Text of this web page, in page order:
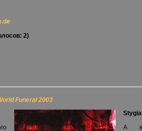
2)
Funeral 2003
А